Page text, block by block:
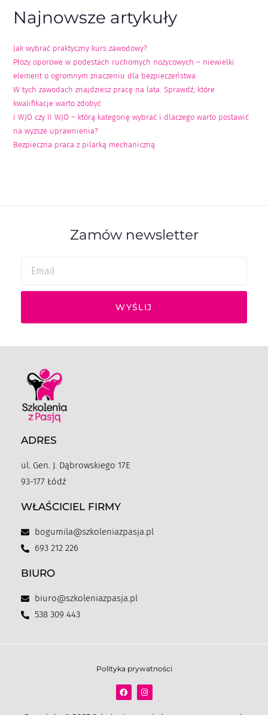
Najnowsze artykuły
Jak wybrać praktyczny kurs zawodowy?
Płozy oporowe w podestach ruchomych nożycowych – niewielki
element o ogromnym znaczeniu dla bezpieczeństwa
W tych zawodach znajdziesz pracę na lata. Sprawdź, które
kwalifikacje warto zdobyć
I WJO czy II WJO – którą kategorię wybrać i dlaczego warto postawić
na wyższe uprawnienia?
Bezpieczna praca z pilarką mechaniczną
Zamów newsletter
WYŚLIJ
ADRES
ul. Gen. J. Dąbrowskiego 17E
93-177 Łódź
WŁAŚCICIEL FIRMY
bogumila@szkoleniazpasja.pl
693 212 226
BIURO
biuro@szkoleniazpasja.pl
538 309 443
Polityka prywatności